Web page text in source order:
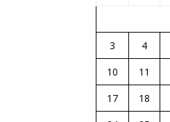
3
4
10
11
17
18